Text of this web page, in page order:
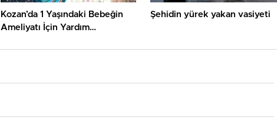
Kozan’da 1 Yaşındaki Bebeğin
Ameliyatı İçin Yardım
Şehidin yürek yakan vasiyeti